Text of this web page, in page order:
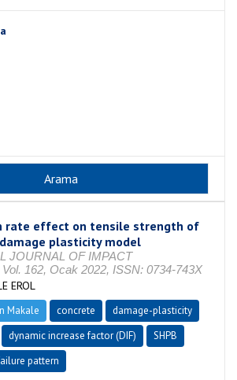
rate effect on tensile strength of
plasticity model
JOURNAL OF IMPACT
162, Ocak 2022, ISSN: 0734-743X
EROL
Makale concrete
damage-plasticity
dynamic increase factor (DIF)
SHPB
pattern